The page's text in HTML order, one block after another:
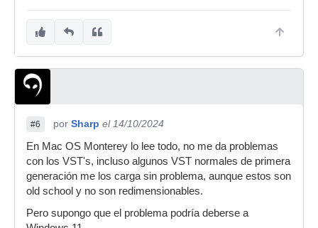
#6 por Sharp el 14/10/2024
En Mac OS Monterey lo lee todo, no me da problemas
con los VST's, incluso algunos VST normales de primera
generación me los carga sin problema, aunque estos son
old school y no son redimensionables.
Pero supongo que el problema podría deberse a